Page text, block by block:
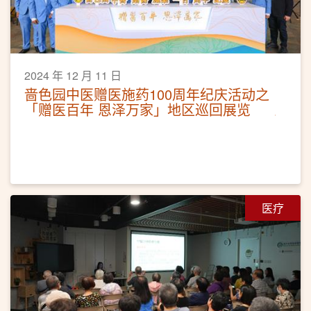
2024 年 12 月 11 日
啬色园中医赠医施药100周年纪庆活动之
「赠医百年 恩泽万家」地区巡回展览
医疗